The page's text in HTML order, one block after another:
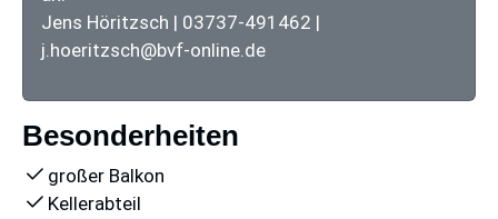
Jens Höritzsch | 03737-491462 |
j.hoeritzsch@bvf-online.de
Besonderheiten
großer Balkon
Kellerabteil